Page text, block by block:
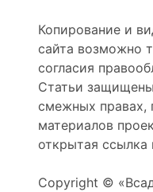
Копирование и
сайта возможно
согласия
Статьи
смежных правах,
материалов
открытая ссылка
Copyright ©